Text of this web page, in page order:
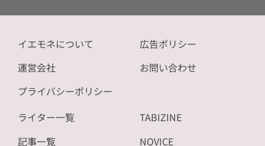
イエモネについて
運営会社
プライバシーポリシー
広告ポリシー
お問い合わせ
ライター一覧
記事一覧
TABIZINE
NOVICE